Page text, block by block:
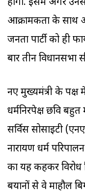
आक्रामकता के साथ
जनता पार्टी को ही
बार तीन विधानसभा
नए मुख्यमंत्री के
धर्मनिरपेक्ष छवि
सर्विस सोसाइटी
नारायण धर्म
का यह कहकर विरोध
बयानों से वे माहौल